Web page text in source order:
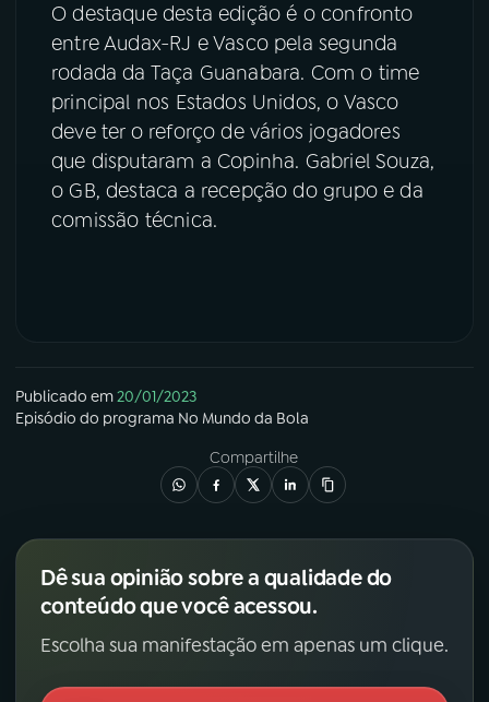
ACOMPANHE A RÁDIO NACIONAL
YouTube Facebook
Instagram X
TikTok
O destaque desta edição é o confronto
entre Audax-RJ e Vasco pela segunda
rodada da Taça Guanabara. Com o time
principal nos Estados Unidos, o Vasco
deve ter o reforço de vários jogadores
que disputaram a Copinha. Gabriel Souza,
o GB, destaca a recepção do grupo e da
comissão técnica.
Publicado em20/01/2023
Episódio do programa No Mundo da Bola
Compartilhe
Dê sua opinião sobre a qualidade do
conteúdo que você acessou.
Escolha sua manifestação em apenas um clique.